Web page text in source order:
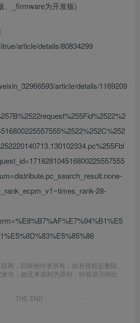
、_firmware为开发板)
article/details/80834299
article/details/1169209
28-
网，归原创作者所有，如有侵权必删除。
布，如无来源则为原创，转载请注明出
THE END